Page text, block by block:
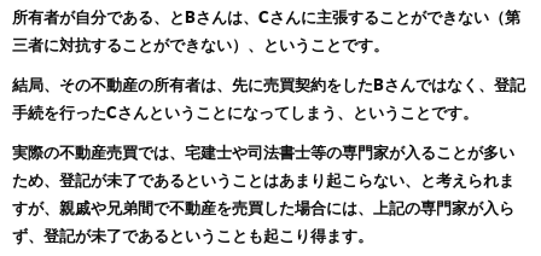
所有者が自分である、とBさんは、Cさんに主張することができない（第
三者に対抗することができない）、ということです。
結局、その不動産の所有者は、先に売買契約をしたBさんではなく、登記
手続を行ったCさんということになってしまう、ということです。
実際の不動産売買では、宅建士や司法書士等の専門家が入ることが多い
ため、登記が未了であるということはあまり起こらない、と考えられま
すが、親戚や兄弟間で不動産を売買した場合には、上記の専門家が入ら
ず、登記が未了であるということも起こり得ます。